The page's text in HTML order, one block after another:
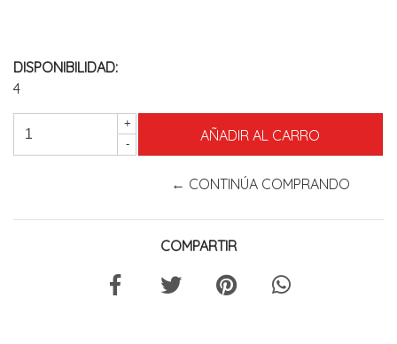
DISPONIBILIDAD:
4
+
-
← CONTINÚA COMPRANDO
COMPARTIR